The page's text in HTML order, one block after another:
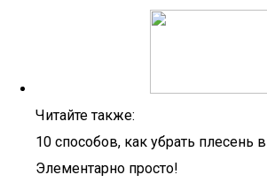
Читайте также:
10 способов, как убрать плесень
Элементарно просто!